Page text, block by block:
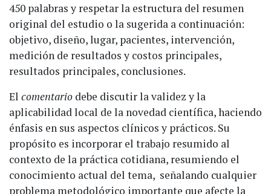
450 palabras y respetar la estructura del resumen
original del estudio o la sugerida a continuación:
objetivo, diseño, lugar, pacientes, intervención,
medición de resultados y costos principales,
resultados principales, conclusiones.
El comentario debe discutir la validez y la
aplicabilidad local de la novedad científica, haciendo
énfasis en sus aspectos clínicos y prácticos. Su
propósito es incorporar el trabajo resumido al
contexto de la práctica cotidiana, resumiendo el
conocimiento actual del tema, señalando cualquier
problema metodológico importante que afecte la